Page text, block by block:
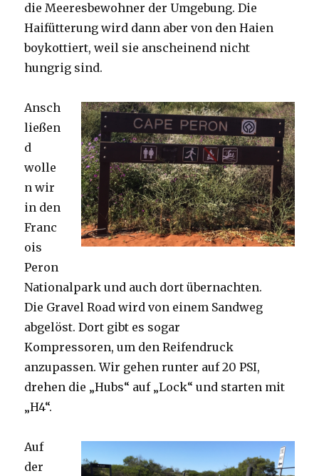
die Meeresbewohner der Umgebung. Die
Haifütterung wird dann aber von den Haien
boykottiert, weil sie anscheinend nicht
hungrig sind.
Ansch
ließen
d
wolle
n wir
in den
Franc
ois
Peron
Nationalpark und auch dort übernachten.
Die Gravel Road wird von einem Sandweg
abgelöst. Dort gibt es sogar
Kompressoren, um den Reifendruck
anzupassen. Wir gehen runter auf 20 PSI,
drehen die „Hubs“ auf „Lock“ und starten mit
„H4“.
Auf
der